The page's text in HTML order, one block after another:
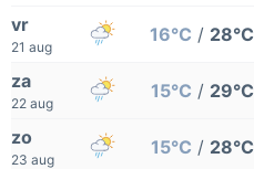
vr
21 aug
16°C / 28°C
za
22 aug
15°C / 29°C
zo
23 aug
15°C / 28°C